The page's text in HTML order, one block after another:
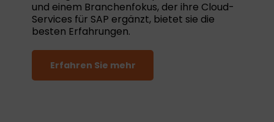
und einem Branchenfokus, der ihre Cloud-
Services für SAP ergänzt, bietet sie die
besten Erfahrungen.
Erfahren Sie mehr